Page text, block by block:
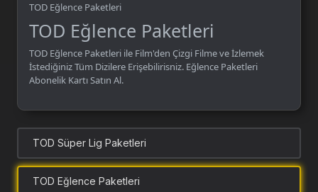
TOD Eğlence Paketleri
TOD Eğlence Paketleri
TOD Eğlence Paketleri ile Film'den Çizgi Filme ve İzlemek
İstediğiniz Tüm Dizilere Erişebilirisniz. Eğlence Paketleri
Abonelik Kartı Satın Al.
TOD Süper Lig Paketleri
TOD Eğlence Paketleri